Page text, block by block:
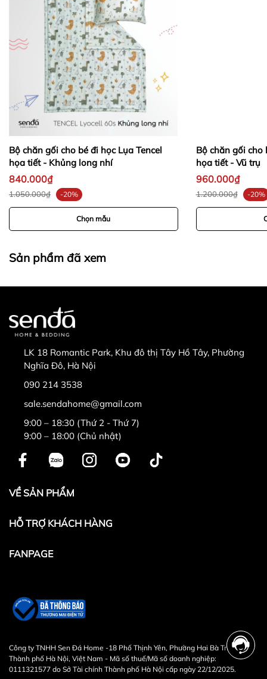
Nhiệt độ nước
<30℃
Chế độ sấy
Không nhiệt Nhiệt độ thấp
-
y
-
-
-
-
Bộ chăn gối cho bé đi học Lụa Tencel
họa tiết - Khủng long nhí
840.000₫
1.050.000₫ -20%
Chọn mẫu
Bộ chăn gối cho
họa tiết - Vũ trụ
960.000₫
1.200.000₫ -20%
Sản phẩm đã xem
LK 18 Romantic Park, Khu đô thị Tây Hồ Tây, Phường
Nghĩa Đô, Hà Nội
090 214 3538
sale.sendahome@gmail.com
9:00 – 18:30 (Thứ 2 - Thứ 7)
9:00 – 18:00 (Chủ nhật)
VỀ SẢN PHẨM
HỖ TRỢ KHÁCH HÀNG
FANPAGE
Công ty TNHH Sen Đá Home -18 Phố Thịnh Yên, Phường Hai Bà Trưng,
Thành phố Hà Nội, Việt Nam - Mã số thuế/Mã số doanh nghiệp:
0111321577 do Sở Tài chính Thành phố Hà Nội cấp ngày 22/12/2025.